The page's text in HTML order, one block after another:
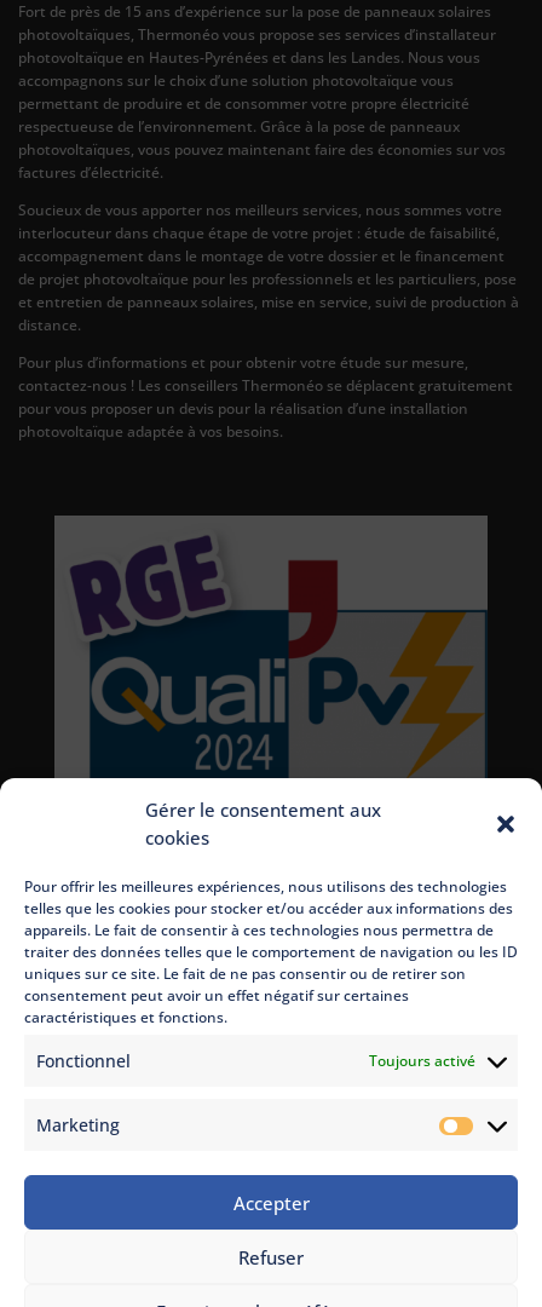
Gérer le consentement aux
cookies
Pour offrir les meilleures expériences, nous utilisons des technologies
telles que les cookies pour stocker et/ou accéder aux informations des
appareils. Le fait de consentir à ces technologies nous permettra de
traiter des données telles que le comportement de navigation ou les ID
uniques sur ce site. Le fait de ne pas consentir ou de retirer son
consentement peut avoir un effet négatif sur certaines
caractéristiques et fonctions.
Fonctionnel Toujours activé
Marketing
Accepter
Refuser
Fort de près de 15 ans d’expérience sur la pose de panneaux solaires
photovoltaïques, Thermonéo vous propose ses services d’installateur
photovoltaïque en Hautes-Pyrénées et dans les Landes. Nous vous
accompagnons sur le choix d’une solution photovoltaïque vous
permettant de produire et de consommer votre propre électricité
respectueuse de l’environnement. Grâce à la pose de panneaux
photovoltaïques, vous pouvez maintenant faire des économies sur vos
factures d’électricité.
Soucieux de vous apporter nos meilleurs services, nous sommes votre
interlocuteur dans chaque étape de votre projet : étude de faisabilité,
accompagnement dans le montage de votre dossier et le financement
de projet photovoltaïque pour les professionnels et les particuliers, pose
et entretien de panneaux solaires, mise en service, suivi de production à
distance.
Pour plus d’informations et pour obtenir votre étude sur mesure,
contactez-nous ! Les conseillers Thermonéo se déplacent gratuitement
pour vous proposer un devis pour la réalisation d’une installation
photovoltaïque adaptée à vos besoins.
| Adapté avec